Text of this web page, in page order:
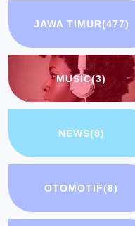
JAWA TIMUR(477)
MUSIC(3)
NEWS(8)
OTOMOTIF(8)